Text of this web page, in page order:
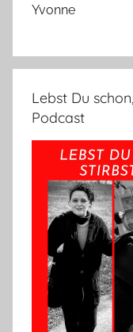
Yvonne
Lebst Du
Podcast